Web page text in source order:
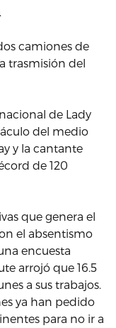
camiones de
trasmisión del
de Lady
del medio
y la cantante
de 120
que genera el
el absentismo
encuesta
arrojó que 16.5
a sus trabajos.
ya han pedido
para no ir a